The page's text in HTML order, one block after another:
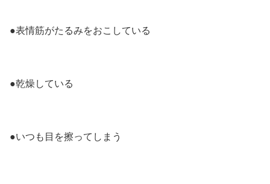
●表情筋がたるみをおこしている
●乾燥している
●いつも目を擦ってしまう